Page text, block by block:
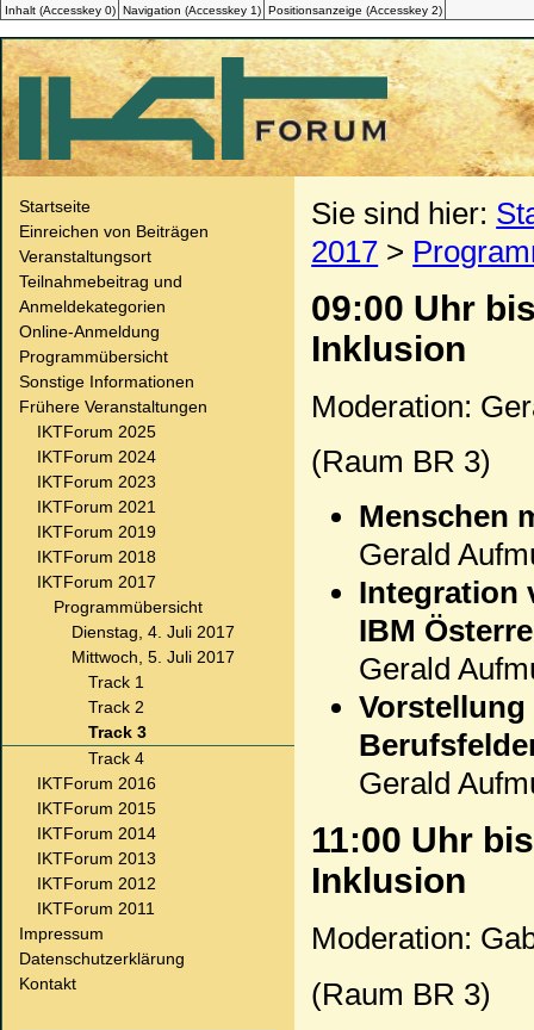
Inhalt (Accesskey0) Navigation (Accesskey1) Positionsanzeige (Accesskey2)
Startseite
Einreichen von Beiträgen
Veranstaltungsort
Teilnahmebeitrag und
Anmeldekategorien
Online-Anmeldung
Programmübersicht
Sonstige Informationen
Frühere Veranstaltungen
IKTForum 2025
IKTForum 2024
IKTForum 2023
IKTForum 2021
IKTForum 2019
IKTForum 2018
IKTForum 2017
Programmübersicht
Dienstag, 4. Juli 2017
Mittwoch, 5. Juli 2017
Track 1
Track 2
Track 3
Track 4
IKTForum 2016
IKTForum 2015
IKTForum 2014
IKTForum 2013
IKTForum 2012
IKTForum 2011
Impressum
Datenschutzerklärung
Kontakt
Sie sind hier:
2017 >
09:00 Uhr
Inklusion
Moderation:
(Raum BR 3)
Menschen
Gerald
Integration
IBM
Gerald
Gerald
11:00 Uhr
Inklusion
Moderation:
(Raum BR 3)